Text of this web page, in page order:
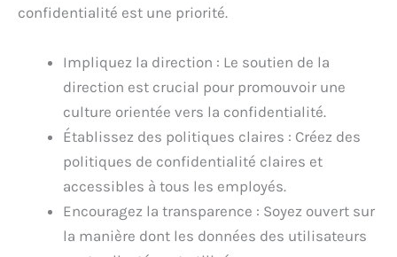
confidentialité est une priorité.
Impliquez la direction : Le soutien de la
direction est crucial pour promouvoir une
culture orientée vers la confidentialité.
Établissez des politiques claires : Créez des
politiques de confidentialité claires et
accessibles à tous les employés.
Encouragez la transparence : Soyez ouvert sur
la manière dont les données des utilisateurs